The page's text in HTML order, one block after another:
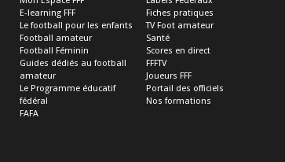
E-learning FFF
Le football pour les enfants
Football amateur
Football Féminin
Guides dédiés au football
amateur
Le Programme éducatif
fédéral
FAFA
Fiches pratiques
TV Foot amateur
Santé
Scores en direct
FFFTV
Joueurs FFF
Portail des officiels
Nos formations